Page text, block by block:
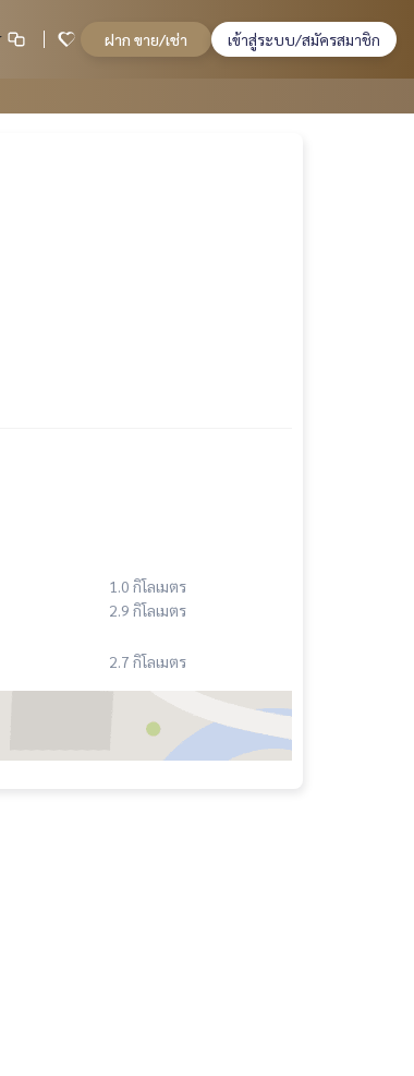
ฝาก ขาย/เช่า เข้าสู่ระบบ/สมัครสมาชิก
1.0 กิโลเมตร
2.9 กิโลเมตร
2.7 กิโลเมตร